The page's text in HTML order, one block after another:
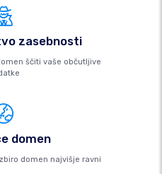
zasebnosti
ščiti vaše občutljive
domen
domen najvišje ravni